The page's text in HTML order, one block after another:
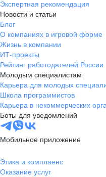
Экспертная рекомендация
Новости и статьи
Блог
О компаниях в игровой форме
Жизнь в компании
ИТ-проекты
Рейтинг работодателей России
Молодым специалистам
Карьера для молодых
Школа программистов
Карьера в некоммерческих
Боты для уведомлений
Мобильное приложение
Этика и комплаенс
Оказание услуг